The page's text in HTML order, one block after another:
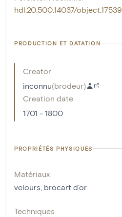
hdl:20.500.14037/object.17539
PRODUCTION ET DATATION
Creator
inconnu(brodeur)
Creation date
1701 - 1800
PROPRIÉTÉS PHYSIQUES
Matériaux
velours brocart d'or
Techniques